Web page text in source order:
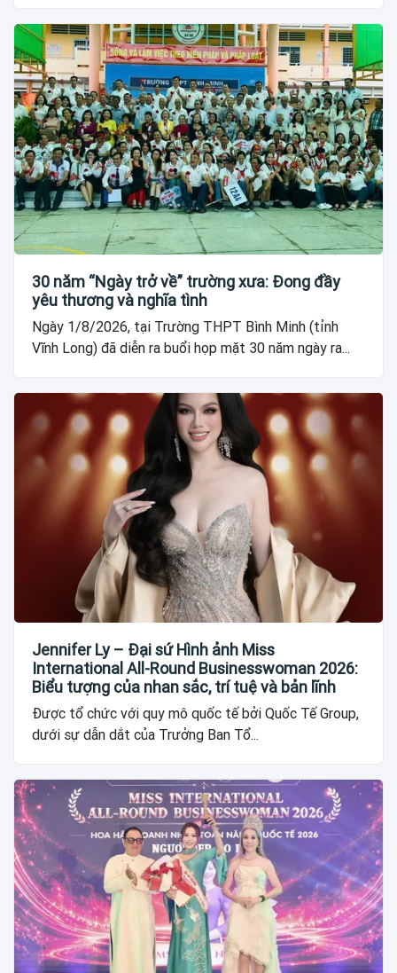
30 năm “Ngày trở về” trường xưa: Đong đầy
yêu thương và nghĩa tình
Ngày 1/8/2026, tại Trường THPT Bình Minh (tỉnh
Vĩnh Long) đã diễn ra buổi họp mặt 30 năm ngày ra...
Jennifer Ly – Đại sứ Hình ảnh Miss
International All-Round Businesswoman 2026:
Biểu tượng của nhan sắc, trí tuệ và bản lĩnh
Được tổ chức với quy mô quốc tế bởi Quốc Tế Group,
dưới sự dẫn dắt của Trưởng Ban Tổ...